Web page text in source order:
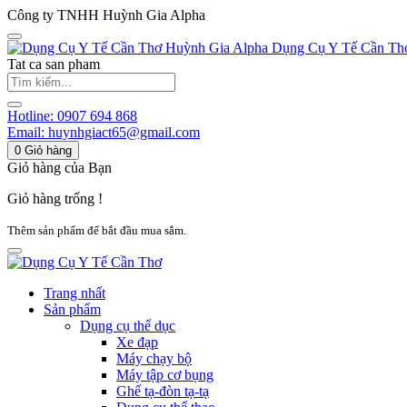
Công ty TNHH Huỳnh Gia Alpha
Huỳnh Gia Alpha Dụng Cụ Y Tế Cần
Tat ca san pham
Hotline: 0907 694 868
Email: huynhgiact65@gmail.com
0 Giỏ hàng
Giỏ hàng của Bạn
Giỏ hàng trống !
Thêm sản phẩm để bắt đầu mua sắm.
Trang nhất
Sản phẩm
Dụng cụ thể dục
Xe đạp
Máy chạy bộ
Máy tập cơ bụng
Ghế tạ-đòn tạ-tạ